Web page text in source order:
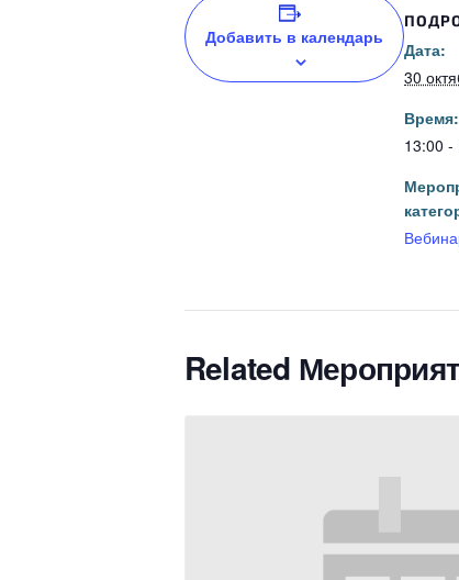
Добавить в календарь
Дата:
30
Время:
13:00 -
Related